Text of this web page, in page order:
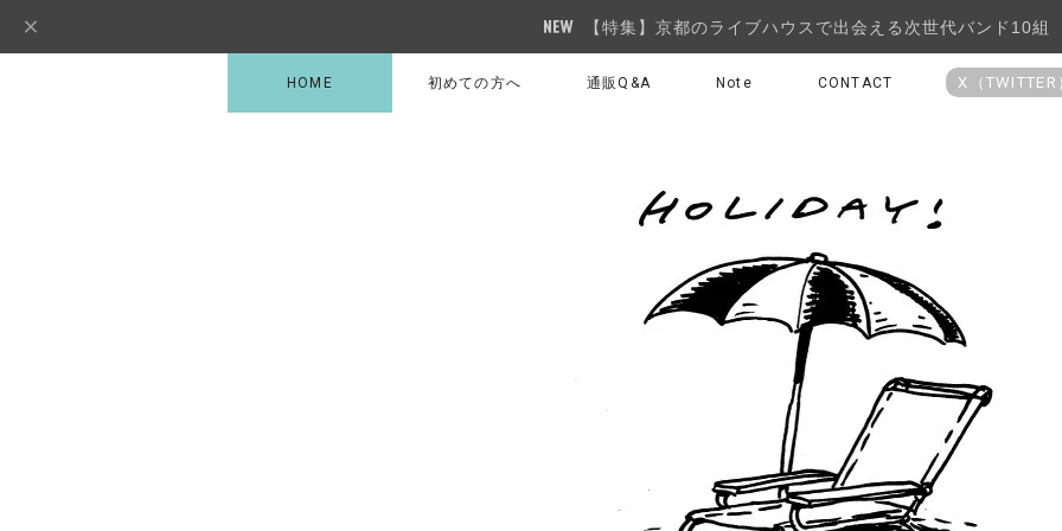
【特集】京都のライブハウスで出会える次世代バンド10組
HOME 初めての方へ 通販Q&A Note CONTACT X（TWITTER